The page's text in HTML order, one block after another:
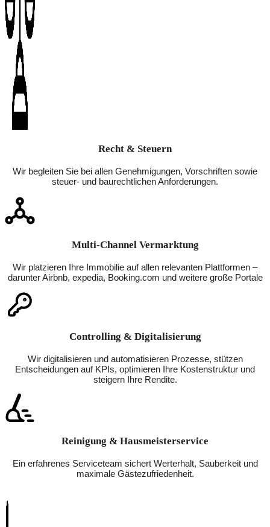
Recht & Steuern
Wir begleiten Sie bei allen Genehmigungen, Vorschriften sowie
steuer- und baurechtlichen Anforderungen.
Multi-Channel Vermarktung
Wir platzieren Ihre Immobilie auf allen relevanten Plattformen –
darunter Airbnb, expedia, Booking.com und weitere große Portale
Controlling & Digitalisierung
Wir digitalisieren und automatisieren Prozesse, stützen
Entscheidungen auf KPIs, optimieren Ihre Kostenstruktur und
steigern Ihre Rendite.
Reinigung & Hausmeisterservice
Ein erfahrenes Serviceteam sichert Werterhalt, Sauberkeit und
maximale Gästezufriedenheit.